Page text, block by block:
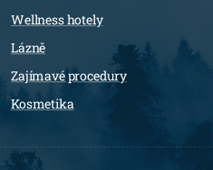
Wellness hotely
Lázně
Zajímavé procedury
Kosmetika